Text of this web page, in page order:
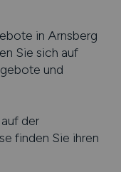
in Arnsberg
Sie sich auf
und
der
finden Sie ihren